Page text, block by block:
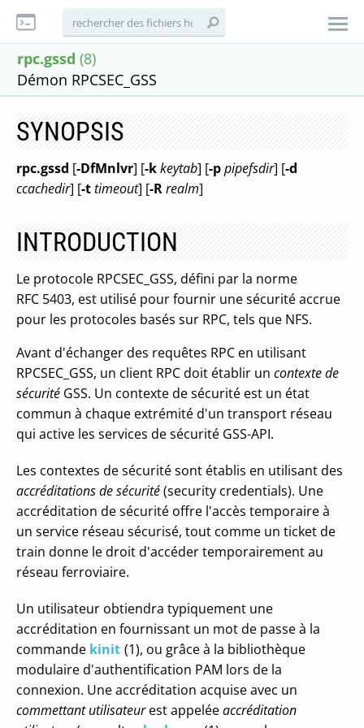
rpc.gssd (8)
Démon RPCSEC_GSS
SYNOPSIS
rpc.gssd [-DfMnlvr] [-kkeytab] [-ppipefsdir] [-d
ccachedir] [-ttimeout] [-Rrealm]
INTRODUCTION
Le protocole RPCSEC_GSS, défini par la norme
RFC 5403, est utilisé pour fournir une sécurité accrue
pour les protocoles basés sur RPC, tels que NFS.
Avant d'échanger des requêtes RPC en utilisant
RPCSEC_GSS, un client RPC doit établir un contexte de
sécurité GSS. Un contexte de sécurité est un état
commun à chaque extrémité d'un transport réseau
qui active les services de sécurité GSS-API.
Les contextes de sécurité sont établis en utilisant des
accréditations de sécurité(security credentials). Une
accréditation de sécurité offre l'accès temporaire à
un service réseau sécurisé, tout comme un ticket de
train donne le droit d'accéder temporairement au
réseau ferroviaire.
Un utilisateur obtiendra typiquement une
accréditation en fournissant un mot de passe à la
commande kinit (1), ou grâce à la bibliothèque
modulaire d'authentification PAM lors de la
connexion. Une accréditation acquise avec un
commettant utilisateurest appeléeaccréditation